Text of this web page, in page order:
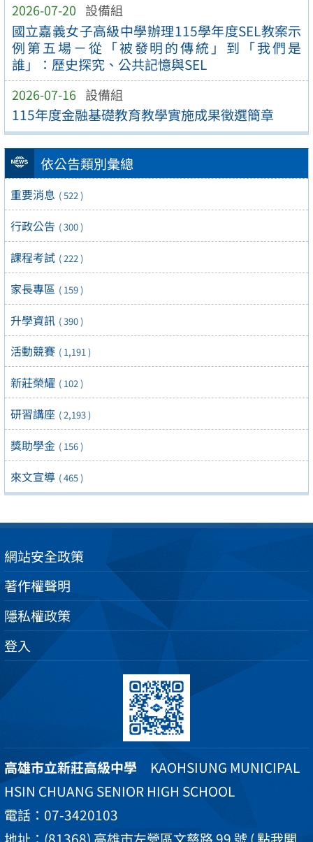
2026-07-20 設備組
國立嘉義女子高級中學辦理115學年度SEL教案示
例第五場－從「被發明的傳統」到「我們是
誰」：歷史探究、公共記憶與SEL
2026-07-16 設備組
115年度金融基礎教育教學實施成果徵選簡章
依公告類別彙總
重要消息 ( 522 )
行政公告 ( 300 )
課程考試 ( 222 )
家長專區 ( 159 )
升學資訊 ( 390 )
活動競賽 ( 1,191 )
新莊榮耀 ( 102 )
研習講座 ( 2,193 )
獎助學金 ( 156 )
來文宣導 ( 465 )
網站安全政策
著作權聲明
隱私權政策
登入
高雄市立新莊高級中學 KAOHSIUNG MUNICIPAL
HSIN CHUANG SENIOR HIGH SCHOOL
電話：07-3420103